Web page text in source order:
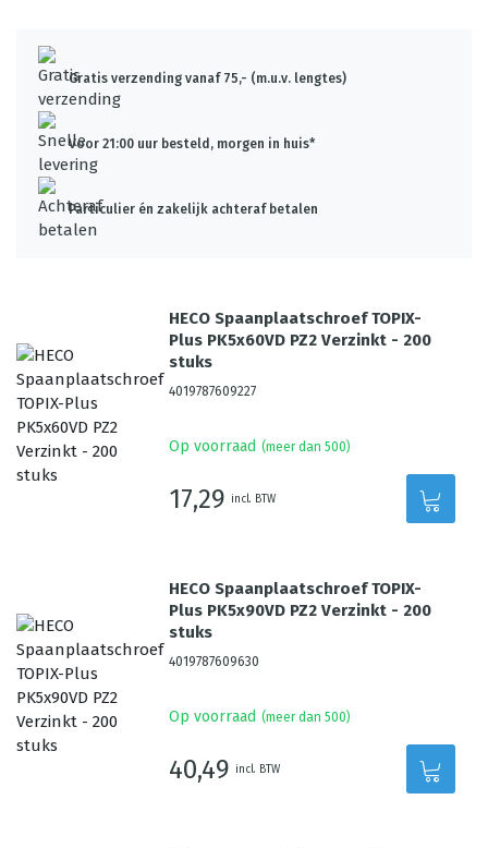
Gratis verzending vanaf 75,- (m.u.v. lengtes)
Voor 21:00 uur besteld, morgen in huis*
Particulier én zakelijk achteraf betalen
HECO Spaanplaatschroef TOPIX-
Plus PK5x60VD PZ2 Verzinkt - 200
stuks
4019787609227
Op voorraad (meer dan 500)
17,29 incl. BTW
HECO Spaanplaatschroef TOPIX-
Plus PK5x90VD PZ2 Verzinkt - 200
stuks
4019787609630
Op voorraad (meer dan 500)
40,49 incl. BTW